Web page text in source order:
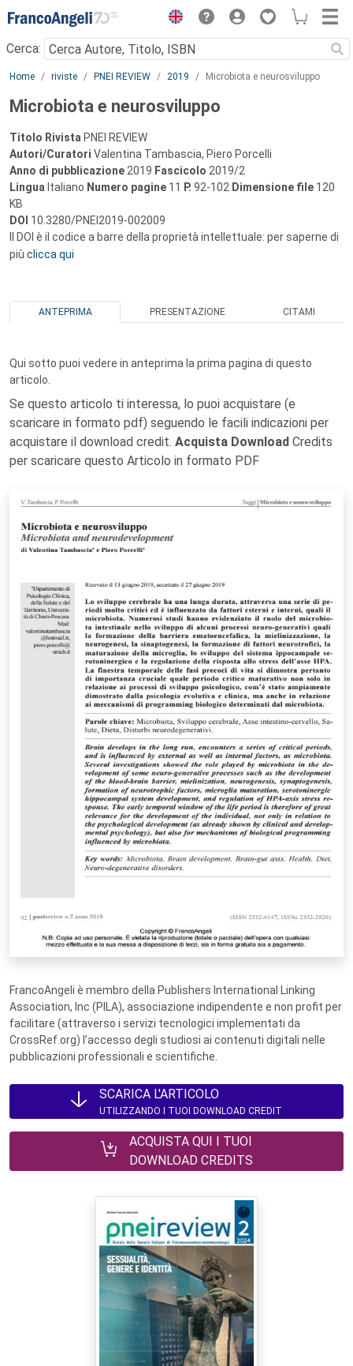
Menu
Cerca:
Main content
Home riviste PNEI REVIEW 2019 Microbiota e neurosviluppo
Microbiota e neurosviluppo
Titolo Rivista PNEI REVIEW
Autori/Curatori Valentina Tambascia, Piero Porcelli
Anno di pubblicazione 2019 Fascicolo 2019/2
Lingua Italiano Numero pagine 11 P. 92-102 Dimensione file 120
KB
DOI 10.3280/PNEI2019-002009
Il DOI è il codice a barre della proprietà intellettuale: per saperne di
più clicca qui
ANTEPRIMA PRESENTAZIONE CITAMI
Qui sotto puoi vedere in anteprima la prima pagina di questo
articolo.
Se questo articolo ti interessa, lo puoi acquistare (e
scaricare in formato pdf) seguendo le facili indicazioni per
acquistare il download credit. Acquista Download Credits
per scaricare questo Articolo in formato PDF
FrancoAngeli è membro della Publishers International Linking
Association, Inc (PILA), associazione indipendente e non profit per
facilitare (attraverso i servizi tecnologici implementati da
CrossRef.org) l’accesso degli studiosi ai contenuti digitali nelle
pubblicazioni professionali e scientifiche.
SCARICA L'ARTICOLO
UTILIZZANDO I TUOI DOWNLOAD CREDIT
ACQUISTA QUI I TUOI
DOWNLOAD CREDITS